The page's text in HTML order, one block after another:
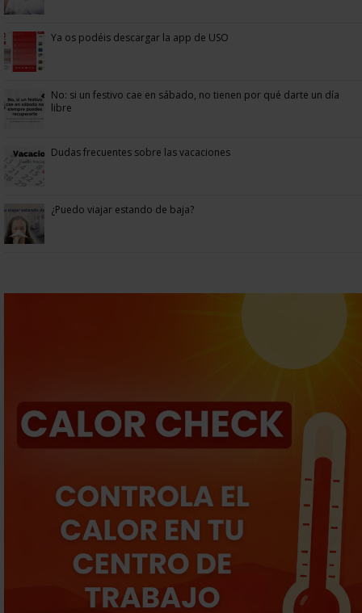
Ya os podéis descargar la app de USO
No: si un festivo cae en sábado, no tienen por qué darte un día
libre
Dudas frecuentes sobre las vacaciones
¿Puedo viajar estando de baja?